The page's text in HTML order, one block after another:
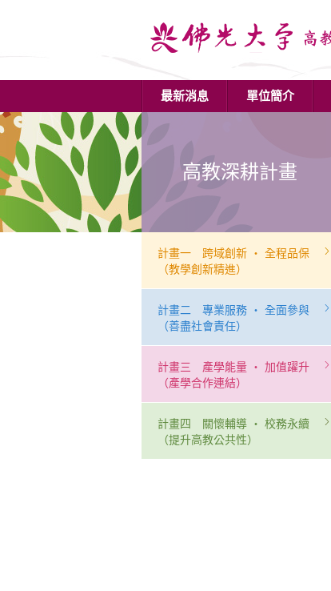
最新消息 單位簡介
高教深耕計畫
計畫一 跨域創新 ‧ 全程品保
（教學創新精進）
計畫二 專業服務 ‧ 全面參與
（善盡社會責任）
計畫三 產學能量 ‧ 加值躍升
（產學合作連結）
計畫四 關懷輔導 ‧ 校務永續
（提升高教公共性）